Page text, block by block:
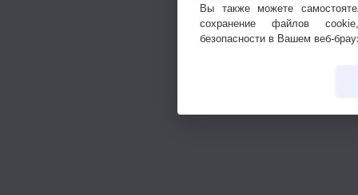
Вы также можете
сохранение файлов
безопасности в Вашем веб-